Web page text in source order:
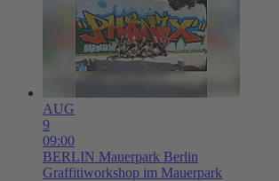
AUG
9
09:00
BERLIN Mauerpark Berlin
Graffitiworkshop im Mauerpark